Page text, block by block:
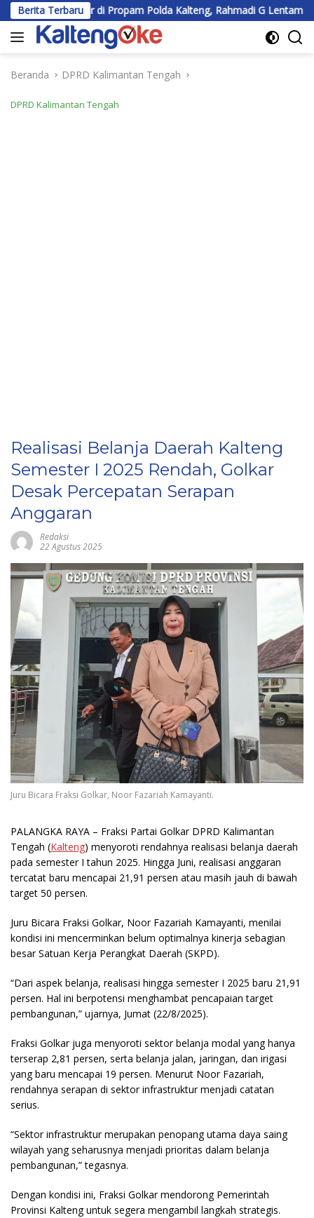
Langsung
ke
konten
Berita Terbaru
di Propam Polda Kalteng, Rahmadi G Lentam Jalani Klarifikasi
Beranda DPRD Kalimantan Tengah
DPRD Kalimantan Tengah
Realisasi Belanja Daerah Kalteng
Semester I 2025 Rendah, Golkar
Desak Percepatan Serapan
Anggaran
Redaksi
22 Agustus 2025
Juru Bicara Fraksi Golkar, Noor Fazariah Kamayanti.
PALANGKA RAYA – Fraksi Partai Golkar DPRD Kalimantan
Tengah (Kalteng) menyoroti rendahnya realisasi belanja daerah
pada semester I tahun 2025. Hingga Juni, realisasi anggaran
tercatat baru mencapai 21,91 persen atau masih jauh di bawah
target 50 persen.
Juru Bicara Fraksi Golkar, Noor Fazariah Kamayanti, menilai
kondisi ini mencerminkan belum optimalnya kinerja sebagian
besar Satuan Kerja Perangkat Daerah (SKPD).
“Dari aspek belanja, realisasi hingga semester I 2025 baru 21,91
persen. Hal ini berpotensi menghambat pencapaian target
pembangunan,” ujarnya, Jumat (22/8/2025).
Fraksi Golkar juga menyoroti sektor belanja modal yang hanya
terserap 2,81 persen, serta belanja jalan, jaringan, dan irigasi
yang baru mencapai 19 persen. Menurut Noor Fazariah,
rendahnya serapan di sektor infrastruktur menjadi catatan
serius.
“Sektor infrastruktur merupakan penopang utama daya saing
wilayah yang seharusnya menjadi prioritas dalam belanja
pembangunan,” tegasnya.
Dengan kondisi ini, Fraksi Golkar mendorong Pemerintah
Provinsi Kalteng untuk segera mengambil langkah strategis.